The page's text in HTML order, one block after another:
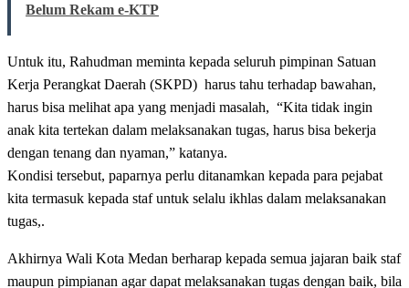
Belum Rekam e-KTP
Untuk itu, Rahudman meminta kepada seluruh pimpinan Satuan
Kerja Perangkat Daerah (SKPD) harus tahu terhadap bawahan,
harus bisa melihat apa yang menjadi masalah, “Kita tidak ingin
anak kita tertekan dalam melaksanakan tugas, harus bisa bekerja
dengan tenang dan nyaman,” katanya.
Kondisi tersebut, paparnya perlu ditanamkan kepada para pejabat
kita termasuk kepada staf untuk selalu ikhlas dalam melaksanakan
tugas,.
Akhirnya Wali Kota Medan berharap kepada semua jajaran baik staf
maupun pimpianan agar dapat melaksanakan tugas dengan baik, bila